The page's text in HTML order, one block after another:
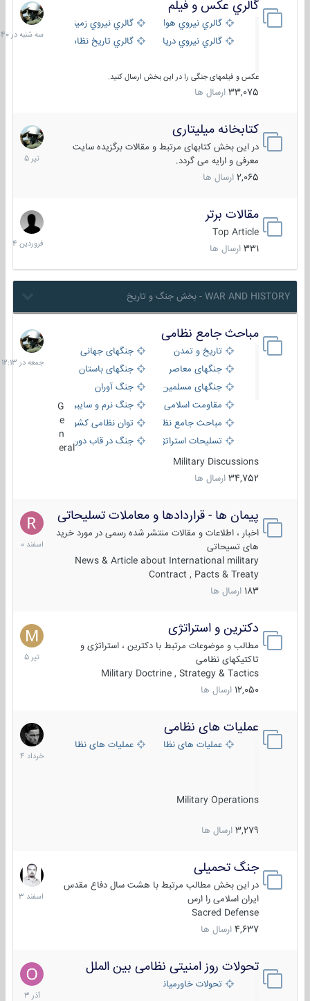
گالري عكس و فيلم
گالري نيروي هوايي
گالري نيروي زميني
گالري نيروي دريايي
گالري تاریخ نظامی
عکس و فیلمهای جنگی را در این بخش ارسال کنید.
33,075 ارسال ها
سه
شنبه
در
کتابخانه میلیتاری
در این بخش کتابهای مرتبط و مقالات برگزیده سایت
معرفی و ارایه می گردد.
2,065 ارسال ها
16
تیر
1405
مقالات برتر
Top Article
331 ارسال ها
29
فروردین
1404
WAR AND HISTORY - بخش جنگ و تاریخ
مباحث جامع نظامی
تاریخ و تمدن
جنگهای جهانی
جنگهای معاصر
جنگهای باستان
جنگهای مسلمین
جنگ آوران
مقاومت اسلامی
جنگ نرم و سایبری
مباحث جامع نظامی
توان نظامی کشورها
تسلیحات استراتژیک
جنگ در قاب دوربین
eral
Military Discussions
34,752 ارسال ها
جمعه
در
12:13
پیمان ها - قراردادها و معاملات تسلیحاتی
اخبار ، اطلاعات و مقالات منتشر شده رسمی در مورد خرید
های تسیحاتی
News & Article about International military
Contract , Pacts & Treaty
183 ارسال ها
7
اسفند
1400
دکترین و استراتژی
مطالب و موضوعات مرتبط با دکترین ، استراتژی و
تاکتیکهای نظامی
Military Doctrine , Strategy & Tactics
12,050 ارسال ها
27
تیر
1405
عملیات های نظامی
عملیات های نظامی ایرانعملیات های نظامی خارجی
Military Operations
3,279 ارسال ها
5
خرداد
1404
جنگ تحمیلی
در این بخش مطالب مرتبط با هشت سال دفاع مقدس
ایران اسلامی را ارس
Sacred Defense
4,637 ارسال ها
20
اسفند
1403
تحولات روز امنیتی نظامی بین الملل
تحولات خاورمیانه
21
آذر
1403